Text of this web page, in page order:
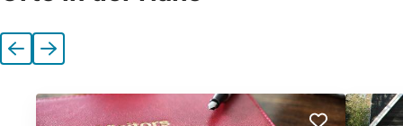
VorherigeNächste